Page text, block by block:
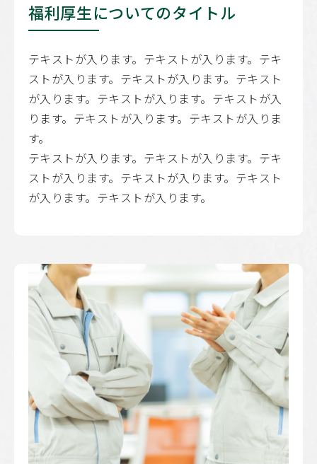
福利厚生についてのタイトル
テキストが入ります。テキストが入ります。テキ
ストが入ります。テキストが入ります。テキスト
が入ります。テキストが入ります。テキストが入
ります。テキストが入ります。テキストが入りま
す。
テキストが入ります。テキストが入ります。テキ
ストが入ります。テキストが入ります。テキスト
が入ります。テキストが入ります。